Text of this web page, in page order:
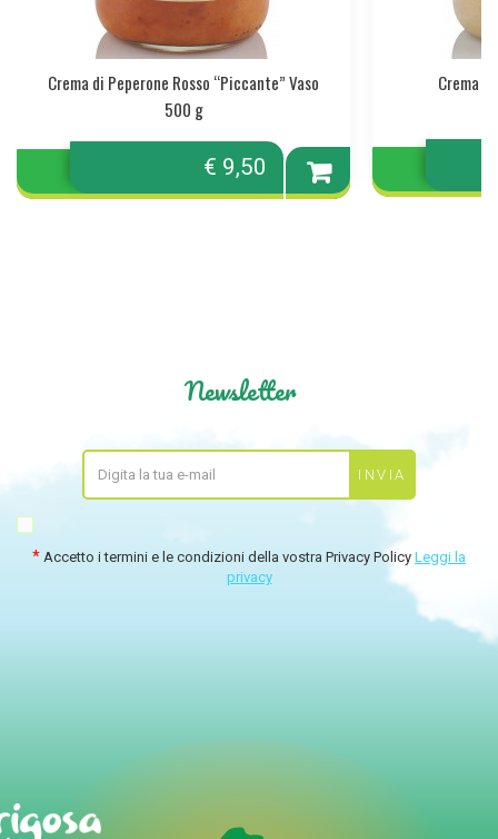
Crema di Peperone Rosso “Piccante” Vaso
500 g
€ 9,50
Crema
Newsletter
Accetto i termini e le condizioni della vostra Privacy Policy Leggi la
privacy